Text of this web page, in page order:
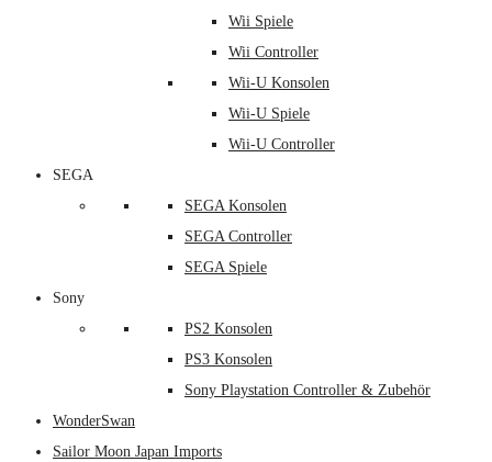
Wii Spiele
Wii Controller
Wii-U Konsolen
Wii-U Spiele
Wii-U Controller
SEGA
SEGA Konsolen
SEGA Controller
SEGA Spiele
Sony
PS2 Konsolen
PS3 Konsolen
Sony Playstation Controller & Zubehör
WonderSwan
Sailor Moon Japan Imports